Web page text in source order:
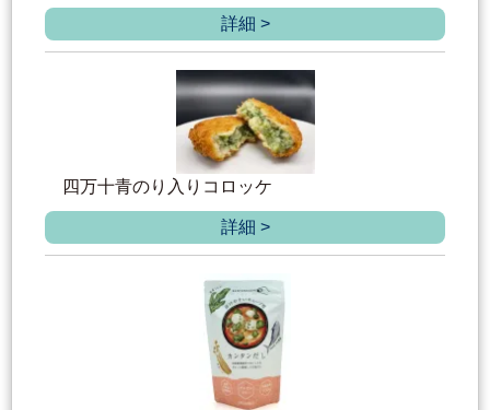
詳細 >
四万十青のり入りコロッケ
詳細 >